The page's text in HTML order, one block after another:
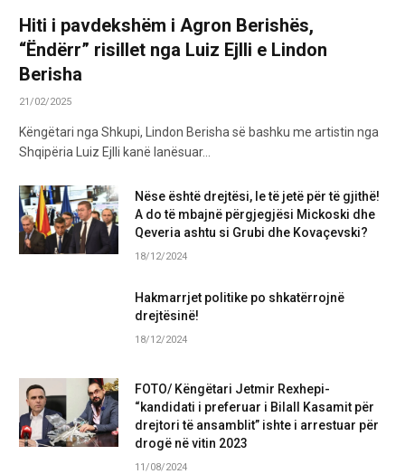
Hiti i pavdekshëm i Agron Berishës,
“Ëndërr” risillet nga Luiz Ejlli e Lindon
Berisha
21/02/2025
Këngëtari nga Shkupi, Lindon Berisha së bashku me artistin nga
Shqipëria Luiz Ejlli kanë lanësuar…
Nëse është drejtësi, le të jetë për të gjithë!
A do të mbajnë përgjegjësi Mickoski dhe
Qeveria ashtu si Grubi dhe Kovaçevski?
18/12/2024
Hakmarrjet politike po shkatërrojnë
drejtësinë!
18/12/2024
FOTO/ Këngëtari Jetmir Rexhepi-
“kandidati i preferuar i Bilall Kasamit për
drejtori të ansamblit” ishte i arrestuar për
drogë në vitin 2023
11/08/2024